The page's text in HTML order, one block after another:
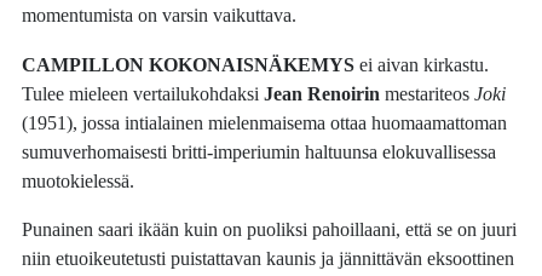
momentumista on varsin vaikuttava.
CAMPILLON KOKONAISNÄKEMYS ei aivan kirkastu.
Tulee mieleen vertailukohdaksiJean RenoirinmestariteosJoki
(1951), jossa intialainen mielenmaisema ottaa huomaamattoman
sumuverhomaisesti britti-imperiumin haltuunsa elokuvallisessa
muotokielessä.
Punainen saari ikään kuin on puoliksi pahoillaani, että se on juuri
niin etuoikeutetusti puistattavan kaunis ja jännittävän eksoottinen